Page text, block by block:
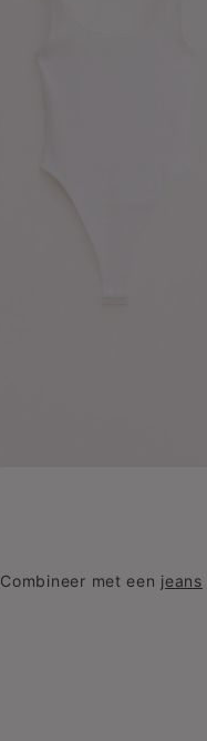
Combineer met een jeans